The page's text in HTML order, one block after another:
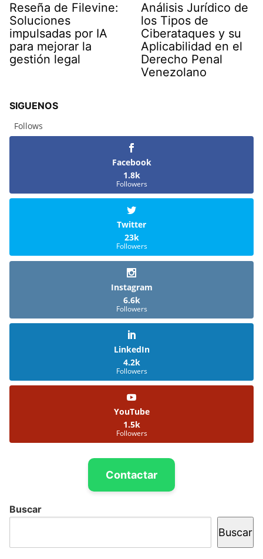
Reseña de Filevine:
Soluciones
impulsadas por IA
para mejorar la
gestión legal
Análisis Jurídico de
los Tipos de
Ciberataques y su
Aplicabilidad en el
Derecho Penal
Venezolano
SIGUENOS
Follows
Facebook
1.8k
Followers
Twitter
23k
Followers
Instagram
6.6k
Followers
LinkedIn
4.2k
Followers
YouTube
1.5k
Followers
Contactar
Buscar
Buscar